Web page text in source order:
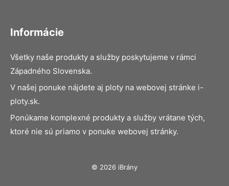
Informácie
Všetky naše produkty a služby poskytujeme v rámci
Západného Slovenska.
V našej ponuke nájdete aj ploty na webovej stránke i-
ploty.sk.
Ponúkame komplexné produkty a služby vrátane tých,
ktoré nie sú priamo v ponuke webovej stránky.
© 2026 iBrány